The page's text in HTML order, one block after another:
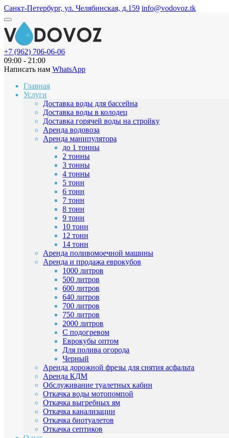
Санкт-Петербург, ул. Челябинская, д.159 info@vodovoz.tk
+7 (962) 706-06-06
09:00 - 21:00
Написать нам WhatsApp
Главная
Услуги
Доставка воды для бассейна
Доставка воды в колодец
Доставка горячей воды на стройку
Аренда водовоза
Аренда манипулятора
до 1 тонны
2 тонны
3 тонны
4 тонны
5 тонн
6 тонн
7 тонн
8 тонн
9 тонн
10 тонн
12 тонн
14 тонн
Аренда поливомоечной машины
Аренда и продажа еврокубов
1000 литров
500 литров
600 литров
640 литров
700 литров
750 литров
2000 литров
C подогревом
Еврокубы оптом
Для полива огорода
Черный
Аренда дорожной фрезы для снятия асфальта
Аренда КДМ
Обслуживание туалетных кабин
Откачка воды мотопомпой
Откачка выгребных ям
Откачка канализации
Откачка биотуалетов
Откачка септиков